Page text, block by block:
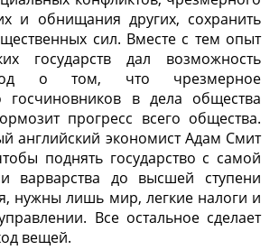
и обнищания других, сохранить
сил. Вместе с тем опыт
государств дал возможность
о том, что чрезмерное
госчиновников в дела общества
прогресс всего общества.
английский экономист Адам Смит
поднять государство с самой
варварства до высшей ступени
нужны лишь мир, легкие налоги и
Все остальное сделает
вещей.